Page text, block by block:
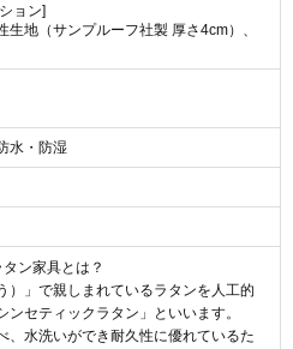
ョン]
生地（サンプルーフ社製 厚さ4cm）、
水・防湿
ン家具とは？
）」で親しまれているラタンを人工的
ンセティックラタン」といいます。
、水洗いができ耐久性に優れているた